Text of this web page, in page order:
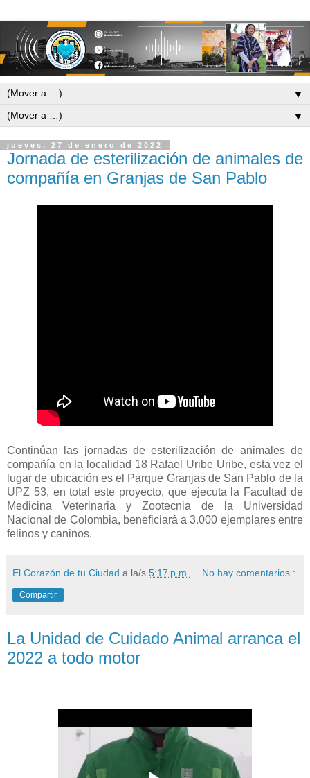
▼
▼
jueves, 27 de enero de 2022
Jornada de esterilización de animales de
compañía en Granjas de San Pablo
Continúan las jornadas de esterilización de animales de
compañía en la localidad 18 Rafael Uribe Uribe, esta vez el
lugar de ubicación es el Parque Granjas de San Pablo de la
UPZ 53, en total este proyecto, que ejecuta la Facultad de
Medicina Veterinaria y Zootecnia de la Universidad
Nacional de Colombia, beneficiará a 3.000 ejemplares entre
felinos y caninos.
El Corazón de tu Ciudad a la/s 5:17 p.m. No hay comentarios.:
Compartir
La Unidad de Cuidado Animal arranca el
2022 a todo motor